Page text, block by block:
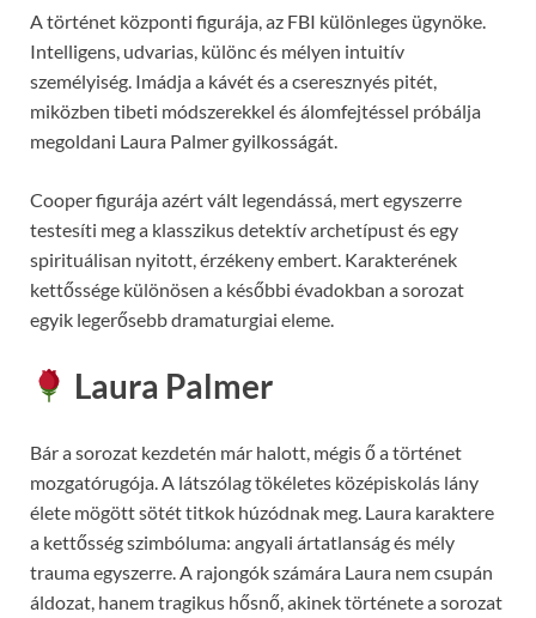
A történet központi figurája, az FBI különleges ügynöke.
Intelligens, udvarias, különc és mélyen intuitív
személyiség. Imádja a kávét és a cseresznyés pitét,
miközben tibeti módszerekkel és álomfejtéssel próbálja
megoldani Laura Palmer gyilkosságát.
Cooper figurája azért vált legendássá, mert egyszerre
testesíti meg a klasszikus detektív archetípust és egy
spirituálisan nyitott, érzékeny embert. Karakterének
kettőssége különösen a későbbi évadokban a sorozat
egyik legerősebb dramaturgiai eleme.
Laura Palmer
Bár a sorozat kezdetén már halott, mégis ő a történet
mozgatórugója. A látszólag tökéletes középiskolás lány
élete mögött sötét titkok húzódnak meg. Laura karaktere
a kettősség szimbóluma: angyali ártatlanság és mély
trauma egyszerre. A rajongók számára Laura nem csupán
áldozat, hanem tragikus hősnő, akinek története a sorozat